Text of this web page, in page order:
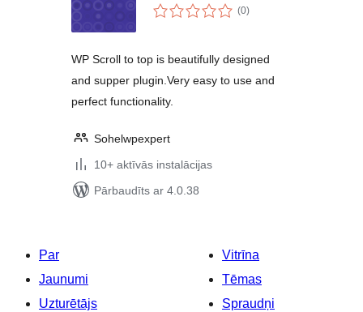
(0vērtējumu
kopsumma
)
WP Scroll to top is beautifully designed
and supper plugin.Very easy to use and
perfect functionality.
Sohelwpexpert
10+ aktīvās instalācijas
Pārbaudīts ar 4.0.38
Par
Jaunumi
Uzturētājs
Vitrīna
Tēmas
Spraudņi